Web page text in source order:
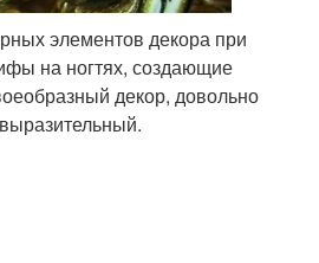
элементов декора при
на ногтях, создающие
декор, довольно